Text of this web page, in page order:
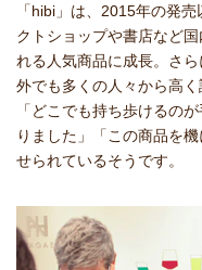
「hibi」は、2015年の発
クトショップや書店など
れる人気商品に成長。さ
外でも多くの人々から高
「どこでも持ち歩けるの
りました」「この商品を
せられているそうです。